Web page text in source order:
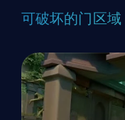
可破坏的门区域